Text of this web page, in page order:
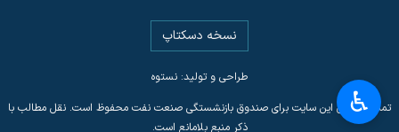
نسخه دسکتاپ
طراحی و تولید: نستوه
تمامی حقوق این سایت برای صندوق بازنشستگی صنعت نفت محفوظ است. نقل مطالب با
ذکر منبع بلامانع است.
♿︎